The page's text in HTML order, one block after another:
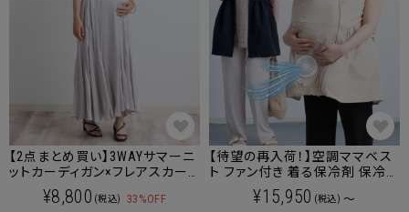
【2点まとめ買い】3WAYサマーニ
ットカーディガン×フレアスカート
セットアップ マタニティ 産後も
使える¥8,800 (税込) 33%OFF
【待望の再入荷！】空調ママベス
ト ファン付き 着る保冷剤 保冷剤
ベスト 暑さ対策 抱っこ紐ケープ
マタニティウェア 産後も使える
¥15,950 (税込) ～